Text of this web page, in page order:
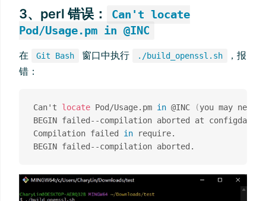
3、perl 错误：
Can't locate
Pod/Usage.pm in @INC
在 Git Bash 窗口中执行 ./build_openssl.sh
，报
错：
Can't locate Pod/Usage.pm in @INC (you may need
BEGIN failed--compilation aborted at
Compilation failed in require.